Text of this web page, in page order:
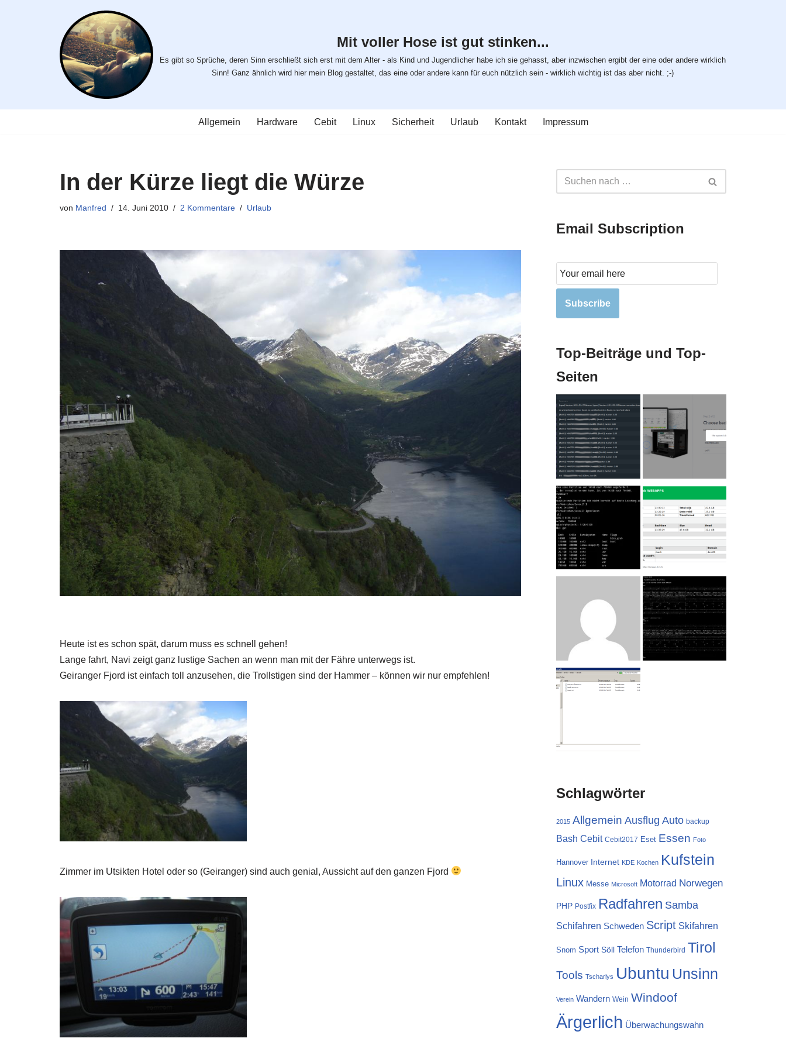
Mit voller Hose ist gut stinken...
Es gibt so Sprüche, deren Sinn erschließt sich erst mit dem Alter - als Kind und Jugendlicher habe ich sie gehasst, aber inzwischen ergibt der eine oder andere wirklich
Sinn! Ganz ähnlich wird hier mein Blog gestaltet, das eine oder andere kann für euch nützlich sein - wirklich wichtig ist das aber nicht. ;-)
Allgemein Hardware Cebit Linux Sicherheit Urlaub Kontakt Impressum
In der Kürze liegt die Würze
von Manfred 14. Juni 2010 2 Kommentare Urlaub
Heute ist es schon spät, darum muss es schnell gehen!
Lange fahrt, Navi zeigt ganz lustige Sachen an wenn man mit der Fähre unterwegs ist.
Geiranger Fjord ist einfach toll anzusehen, die Trollstigen sind der Hammer – können wir nur empfehlen!
Zimmer im Utsikten Hotel oder so (Geiranger) sind auch genial, Aussicht auf den ganzen Fjord
Email Subscription
Subscribe
Top-Beiträge und Top-
Seiten
Schlagwörter
2015 Allgemein Ausflug Auto backup
Bash Cebit Cebit2017 Eset Essen Foto
Hannover Internet KDE Kochen Kufstein
Linux Messe Microsoft Motorrad Norwegen
PHP Postfix Radfahren Samba
Schifahren Schweden Script Skifahren
Snom Sport Söll Telefon Thunderbird Tirol
Tools Tscharlys Ubuntu Unsinn
Verein Wandern Wein Windoof
Ärgerlich Überwachungswahn